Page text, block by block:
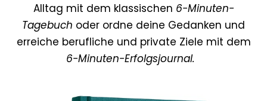
Alltag mit dem klassischen 6-Minuten-
Tagebuch oder ordne deine Gedanken und
erreiche berufliche und private Ziele mit dem
6-Minuten-Erfolgsjournal.